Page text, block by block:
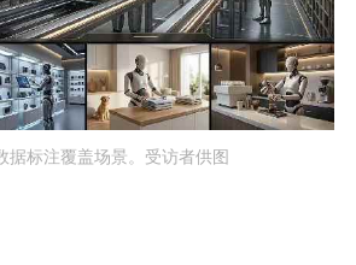
据标注覆盖场景。受访者供图